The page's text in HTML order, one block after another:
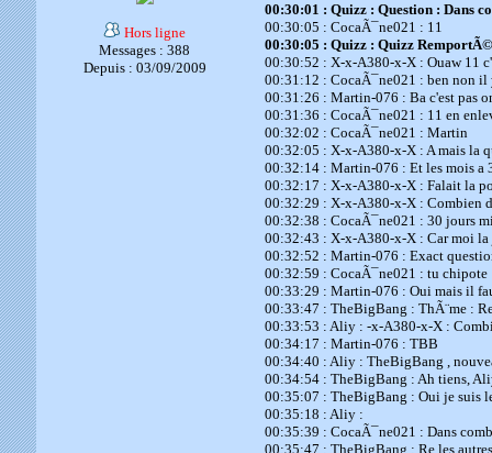
Hors ligne
Messages : 388
Depuis : 03/09/2009
00:30:01 : Quizz : Question : Dans
00:30:05 : CocaÃ¯ne021 : 11
00:30:05 : Quizz : Quizz
00:30:52 : X-x-A380-x-X : Ouaw 11
00:31:12 : CocaÃ¯ne021 : ben non il
00:31:26 : Martin-076 : Ba c'est pas
00:31:36 : CocaÃ¯ne021 : 11 en
00:32:02 : CocaÃ¯ne021 : Martin
00:32:05 : X-x-A380-x-X : A mais la
00:32:14 : Martin-076 : Et les mois a
00:32:17 : X-x-A380-x-X : Falait la
00:32:29 : X-x-A380-x-X : Combien
00:32:38 : CocaÃ¯ne021 : 30 jours
00:32:43 : X-x-A380-x-X : Car moi la
00:32:52 : Martin-076 : Exact
00:32:59 : CocaÃ¯ne021 : tu chipote
00:33:29 : Martin-076 : Oui mais il
00:33:47 : TheBigBang : ThÃ¨me :
00:33:53 : Aliy : -x-A380-x-X :
00:34:17 : Martin-076 : TBB
00:34:40 : Aliy : TheBigBang ,
00:34:54 : TheBigBang : Ah tiens,
00:35:07 : TheBigBang : Oui je suis
00:35:18 : Aliy :
00:35:39 : CocaÃ¯ne021 : Dans
00:35:47 : TheBigBang : Re les autres